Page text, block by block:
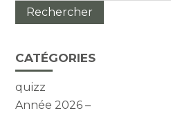
CATÉGORIES
quizz
Année 2026 –